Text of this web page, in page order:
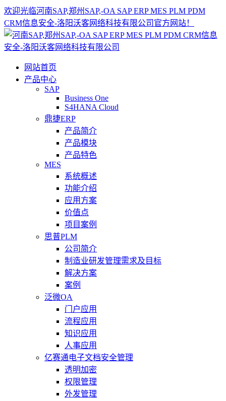
欢迎光临河南SAP,郑州SAP,-OA SAP ERP MES PLM PDM
CRM信息安全-洛阳沃客网络科技有限公司官方网站！
网站首页
产品中心
SAP
Business One
S4HANA Cloud
鼎捷ERP
产品简介
产品模块
产品特色
MES
系统概述
功能介绍
应用方案
价值点
项目案例
思普PLM
公司简介
制造业研发管理需求及目标
解决方案
案例
泛微OA
门户应用
流程应用
知识应用
人事应用
亿赛通电子文档安全管理
透明加密
权限管理
外发管理